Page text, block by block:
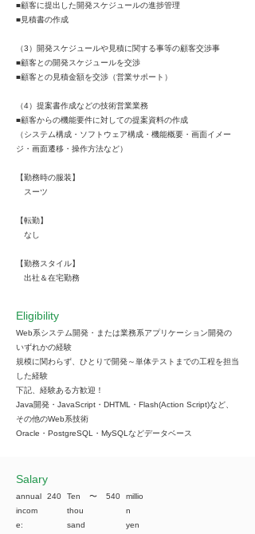
■顧客に提出した開発スケジュールの進捗管理
■見積書の作成
（3）開発スケジュールや見積に関する事等の顧客交渉事
■顧客との開発スケジュールを交渉
■顧客との見積金額を交渉（営業サポート）
（4）提案書作成などの技術営業業務
■顧客からの機能要件に対しての提案資料の作成
（システム構成・ソフトウェア構成・機能概要・画面イメー
ジ・画面遷移・操作方法など）
【勤務時の服装】
スーツ
【転勤】
なし
【勤務スタイル】
出社＆在宅勤務
Eligibility
Web系システム開発・または業務系アプリケーション開発の
いずれかの経験
規模に関わらず、ひとりで開発～単体テストまでの工程を担当
した経験
下記、経験ある方歓迎！
Java開発・JavaScript・DHTML・Flash(Action Script)など、
その他のWeb系技術
Oracle・PostgreSQL・MySQLなどデータベース
​Salary
annual
incom
e:
240
Ten
thou
sand
​〜 540
millio
n
yen